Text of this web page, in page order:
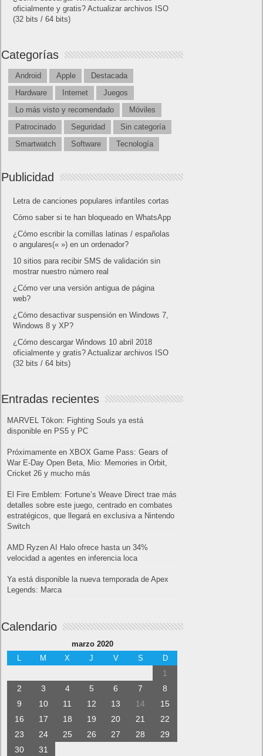
oficialmente y gratis? Actualizar archivos ISO
(32 bits / 64 bits)
Categorías
Android Apple
Destacada
Hardware
Internet
Juegos
Lo más visto y recomendado
Móviles
Patrocinado
Seguridad
Sin categoría
Smartwatch
Software Tecnología
Publicidad
Letra de canciones populares infantiles cortas
Cómo saber si te han bloqueado en WhatsApp
¿Cómo escribir la comillas latinas / españolas
o angulares(« ») en un ordenador?
10 sitios para recibir SMS de validación sin
mostrar nuestro número real
¿Cómo ver una versión antigua de página
web?
¿Cómo desactivar suspensión en Windows 7,
Windows 8 y XP?
¿Cómo descargar Windows 10 abril 2018
oficialmente y gratis? Actualizar archivos ISO
(32 bits / 64 bits)
Entradas recientes
MARVEL Tōkon: Fighting Souls ya está
disponible en PS5 y PC
Próximamente en XBOX Game Pass: Gears of
War E-Day Open Beta, Mio: Memories in Orbit,
Cricket 26 y mucho más
El Fire Emblem: Fortune’s Weave Direct trae más
detalles sobre este juego, centrado en combates
estratégicos, que llegará en exclusiva a Nintendo
Switch
AMD Ryzen AI Halo ofrece hasta un 34%
velocidad a agentes en inferencia loca
Ya está disponible la nueva temporada de Apex
Legends: Marca
Calendario
marzo 2020
M X J V S D
1
2
3 4 5 6 7
8
9
10 11 12 13 14
15
16
17 18 19 20 21
22
23
24 25 26 27 28
29
30
31